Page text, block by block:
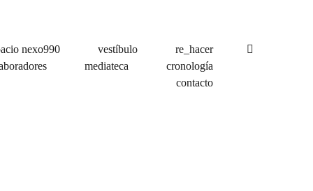
nexo990 vestíbulo
re_hacer
mediateca
cronología
contacto